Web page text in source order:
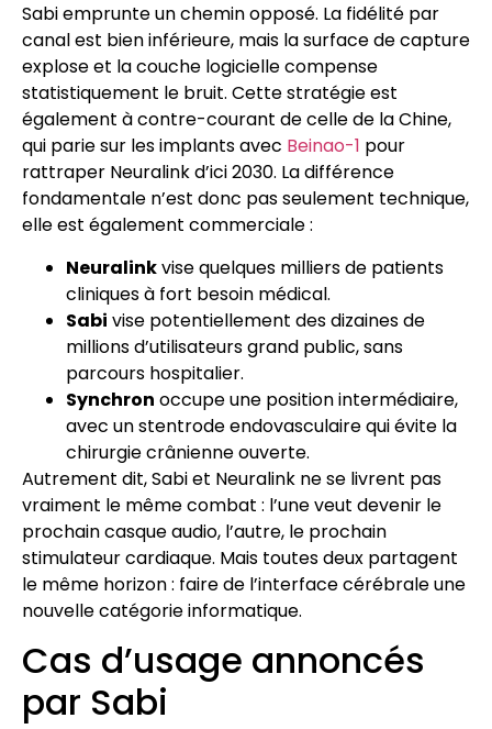
Sabi emprunte un chemin opposé. La fidélité par
canal est bien inférieure, mais la surface de capture
explose et la couche logicielle compense
statistiquement le bruit. Cette stratégie est
également à contre-courant de celle de la Chine,
qui parie sur les implants avec Beinao-1 pour
rattraper Neuralink d’ici 2030. La différence
fondamentale n’est donc pas seulement technique,
elle est également commerciale :
Neuralinkvise quelques milliers de patients
cliniques à fort besoin médical.
Sabi vise potentiellement des dizaines de
millions d’utilisateurs grand public, sans
parcours hospitalier.
Synchron occupe une position intermédiaire,
avec un stentrode endovasculaire qui évite la
chirurgie crânienne ouverte.
Autrement dit, Sabi et Neuralink ne se livrent pas
vraiment le même combat : l’une veut devenir le
prochain casque audio, l’autre, le prochain
stimulateur cardiaque. Mais toutes deux partagent
le même horizon : faire de l’interface cérébrale une
nouvelle catégorie informatique.
Cas d’usage annoncés
par Sabi